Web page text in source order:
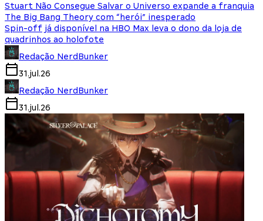
Stuart Não Consegue Salvar o Universo expande a franquia
The Big Bang Theory com “herói” inesperado
Spin-off já disponível na HBO Max leva o dono da loja de
quadrinhos ao holofote
Redação NerdBunker
31.jul.26
Redação NerdBunker
31.jul.26